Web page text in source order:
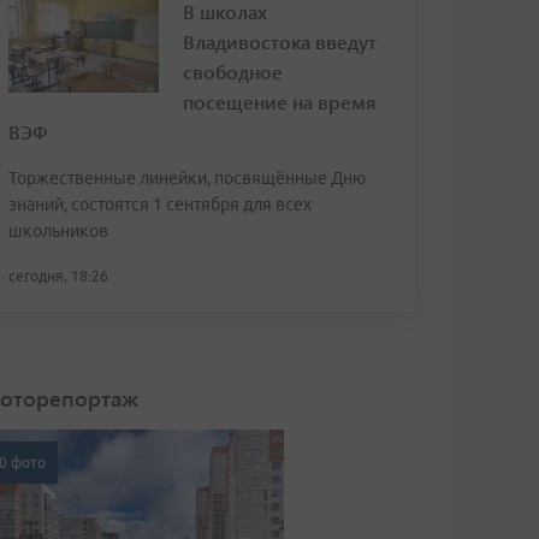
В школах
Владивостока введут
свободное
посещение на время
ВЭФ
Торжественные линейки, посвящённые Дню
знаний, состоятся 1 сентября для всех
школьников
сегодня, 18:26
фото